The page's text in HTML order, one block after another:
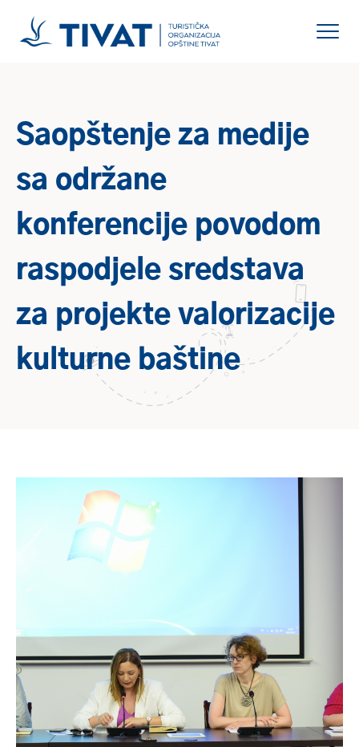
Saopštenje za medije
sa održane
konferencije povodom
raspodjele sredstava
za projekte valorizacije
kulturne baštine